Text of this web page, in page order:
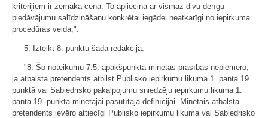
kritērijiem ir zemākā cena. To apliecina ar vismaz divu derīgu
piedāvājumu salīdzināšanu konkrētai iegādei neatkarīgi no iepirkuma
procedūras veida;".
5. Izteikt 8. punktu šādā redakcijā:
"8. Šo noteikumu 7.5. apakšpunktā minētās prasības nepiemēro,
ja atbalsta pretendents atbilst Publisko iepirkumu likuma 1. panta 19.
punktā vai Sabiedrisko pakalpojumu sniedzēju iepirkumu likuma 1.
panta 19. punktā minētajai pasūtītāja definīcijai. Minētais atbalsta
pretendents ievēro attiecīgi Publisko iepirkumu likuma vai Sabiedrisko